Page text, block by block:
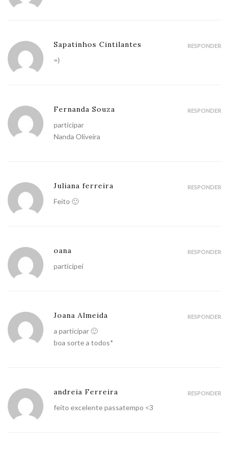
Sapatinhos Cintilantes
=)
RESPONDER
Fernanda Souza
participar
Nanda Oliveira
RESPONDER
Juliana ferreira
Feito 🙂
RESPONDER
oana
participei
RESPONDER
Joana Almeida
a participar 🙂
boa sorte a todos*
RESPONDER
andreia Ferreira
feito excelente passatempo <3
RESPONDER